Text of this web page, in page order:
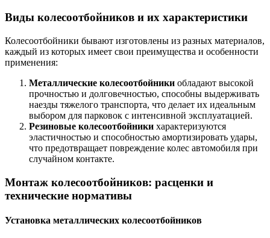
Виды колесоотбойников и их характеристики
Колесоотбойники бывают изготовлены из разных материалов,
каждый из которых имеет свои преимущества и особенности
применения:
Металлические колесоотбойники обладают высокой
прочностью и долговечностью, способны выдерживать
наезды тяжелого транспорта, что делает их идеальным
выбором для парковок с интенсивной эксплуатацией.
Резиновые колесоотбойники характеризуются
эластичностью и способностью амортизировать удары,
что предотвращает повреждение колес автомобиля при
случайном контакте.
Монтаж колесоотбойников: расценки и
технические нормативы
Установка металлических колесоотбойников